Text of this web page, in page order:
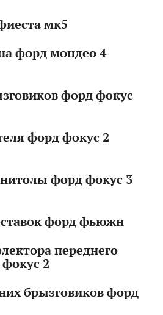
мк5
форд мондео 4
форд фокус
форд фокус 2
форд фокус 3
форд фьюжн
переднего
2
брызговиков форд